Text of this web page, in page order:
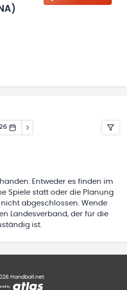
Entweder es finden im
Spiele statt oder die Planung
abgeschlossen. Wende
Landesverband, der für die
ist.
Handball.net